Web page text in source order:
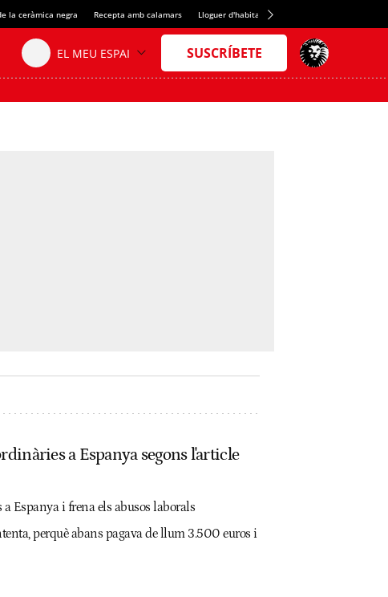
la ceràmica negra Recepta amb calamars Lloguer d'habitacions a Espanya
a Espanya segons l'article
Espanya i frena els abusos laborals
perquè abans pagava de llum 3.500 euros i